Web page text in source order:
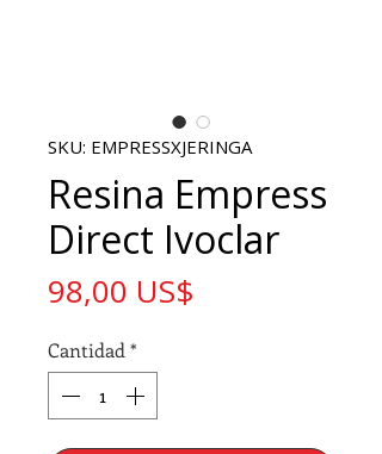
SKU: EMPRESSXJERINGA
Resina Empress
Direct Ivoclar
98,00 US$
Cantidad *